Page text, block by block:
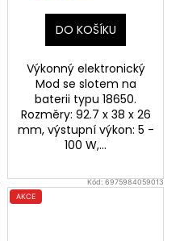
DO KOŠÍKU
Výkonný elektronický
Mod se slotem na
baterii typu 18650.
Rozměry: 92.7 x 38 x 26
mm, výstupní výkon: 5 -
100 W,...
Kód:6975984059013
AKCE